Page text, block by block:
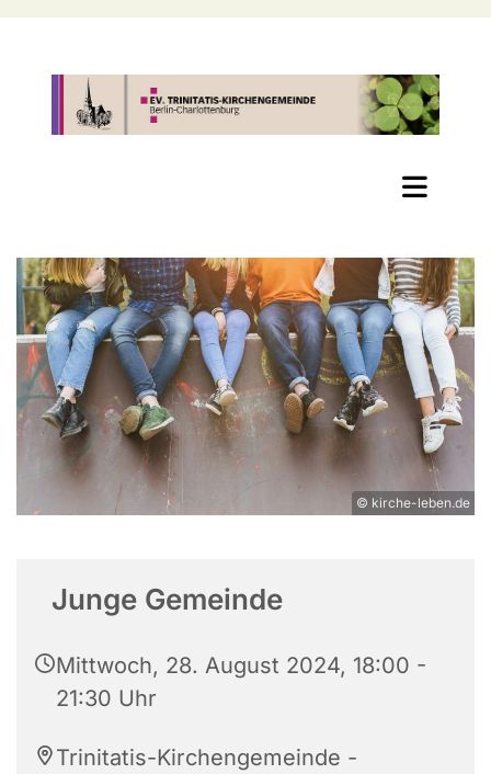
© kirche-leben.de
Junge Gemeinde
Mittwoch, 28. August 2024, 18:00 -
21:30 Uhr
Trinitatis-Kirchengemeinde -